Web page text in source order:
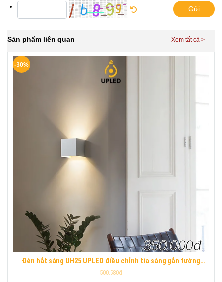
Gửi
Sản phẩm liên quan
Đèn hắt sáng UH25 UPLED điều chỉnh tia sáng gắn tường
ngoài trời chống nước hiện đại
350.000đ
500.580đ
-30%